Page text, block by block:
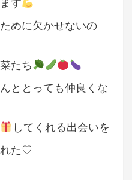
めに欠かせないの
たち
ととっても仲良くな
してくれる出会いを
れた♡